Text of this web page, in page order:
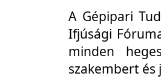
A Gépipari
Ifjúsági
minden
szakembert